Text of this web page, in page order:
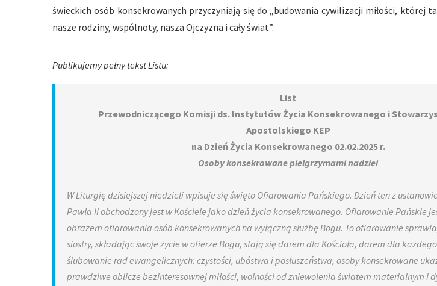
świeckich osób konsekrowanych przyczyniają się do „budowania cywilizacji miłości, której
nasze rodziny, wspólnoty, nasza Ojczyzna i cały świat”.
Publikujemy pełny tekst Listu:
List
Przewodniczącego Komisji ds. Instytutów Życia Konsekrowanego i
Apostolskiego KEP
na Dzień Życia Konsekrowanego 02.02.2025 r.
Osoby konsekrowane pielgrzymami nadziei
W Liturgię dzisiejszej niedzieli wpisuje się święto Ofiarowania Pańskiego. Dzień ten z
Pawła II obchodzony jest w Kościele jako dzień życia konsekrowanego. Ofiarowanie Pańskie
obrazem ofiarowania osób konsekrowanych na wyłączną służbę Bogu. To ofiarowanie
siostry, składając swoje życie w ofierze Bogu, stają się darem dla Kościoła, darem dla
ślubowanie rad ewangelicznych: czystości, ubóstwa i posłuszeństwa, osoby konsekrowane
prawdziwe oblicze bezinteresownej miłości, wolności od zniewolenia światem materialnym i